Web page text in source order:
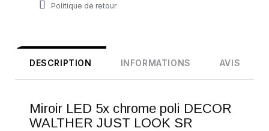
Politique de retour
DESCRIPTION INFORMATIONS AVIS
Miroir LED 5x chrome poli DECOR
WALTHER JUST LOOK SR